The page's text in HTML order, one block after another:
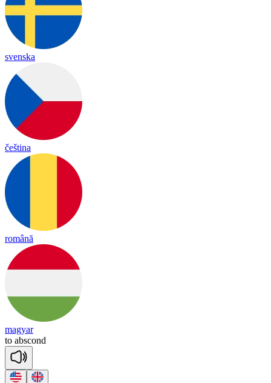
svenska
čeština
română
magyar
to abscond